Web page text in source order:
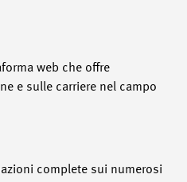
web che offre
e sulle carriere nel campo
complete sui numerosi